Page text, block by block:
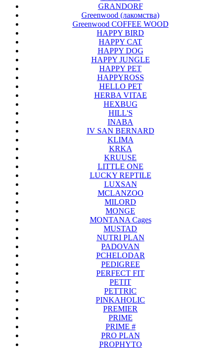
GRANDORF
Greenwood (лакомства)
Greenwood COFFEE WOOD
HAPPY BIRD
HAPPY CAT
HAPPY DOG
HAPPY JUNGLE
HAPPY PET
HAPPYROSS
HELLO PET
HERBA VITAE
HEXBUG
HILL'S
INABA
IV SAN BERNARD
KLIMA
KRKA
KRUUSE
LITTLE ONE
LUCKY REPTILE
LUXSAN
MCLANZOO
MILORD
MONGE
MONTANA Cages
MUSTAD
NUTRI PLAN
PADOVAN
PCHELODAR
PEDIGREE
PERFECT FIT
PETIT
PETTRIC
PINKAHOLIC
PREMIER
PRIME
PRIME #
PRO PLAN
PROPHYTO